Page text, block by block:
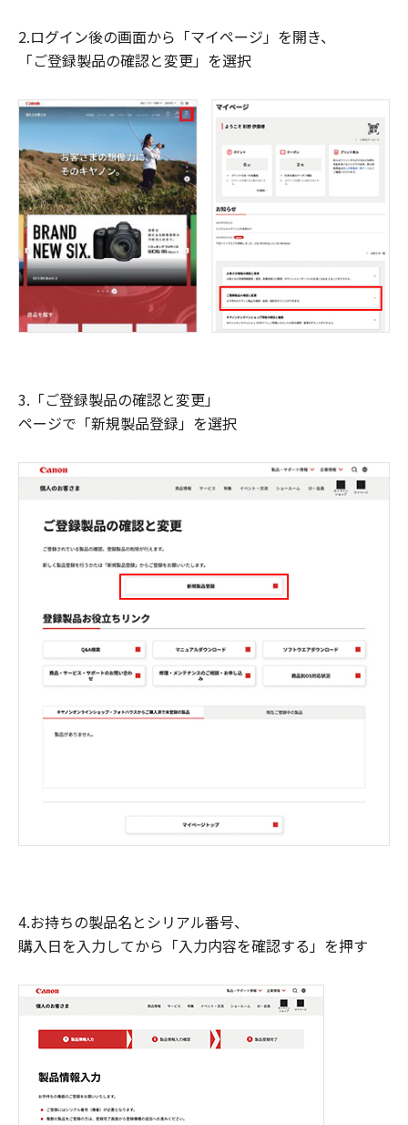
2.ログイン後の画面から「マイページ」を開き、
「ご登録製品の確認と変更」を選択
3.「ご登録製品の確認と変更」
ページで「新規製品登録」を選択
4.お持ちの製品名とシリアル番号、
購入日を入力してから「入力内容を確認する」を押す